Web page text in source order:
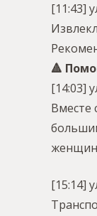
[11:43]
🔺
[14:03]
Вместе
[15:14]